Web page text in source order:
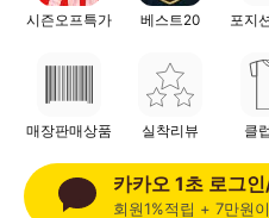
시즌오프특가 베스트20 포지
매장판매상품 실착리뷰 클
카카오 1초 로그
회원1%적립 + 7만원